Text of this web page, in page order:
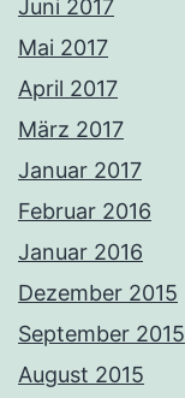
Juni 2017
Mai 2017
April 2017
März 2017
Januar 2017
Februar 2016
Januar 2016
Dezember 2015
September 2015
August 2015